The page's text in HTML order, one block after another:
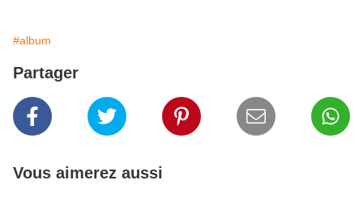
#album
Partager
Vous aimerez aussi